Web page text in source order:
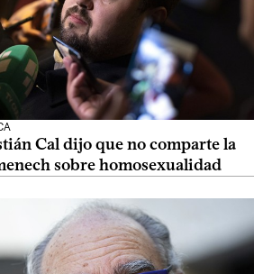
Cal dijo que no comparte la
sobre homosexualidad